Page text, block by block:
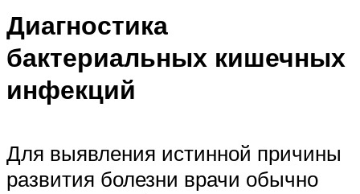
Диагностика
бактериальных кишечных
инфекций
Для выявления истинной причины
развития болезни врачи обычно